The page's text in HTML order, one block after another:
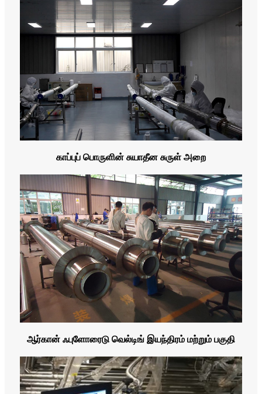
காப்புப் பொருளின் சுயாதீன சுருள் அறை
ஆர்கான் ஃபுளோரைடு வெல்டிங் இயந்திரம் மற்றும் பகுதி